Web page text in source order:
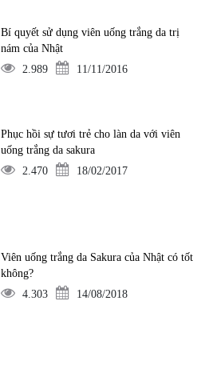
Bí quyết sử dụng viên uống trắng da trị
nám của Nhật
2.989
11/11/2016
Phục hồi sự tươi trẻ cho làn da với viên
uống trắng da sakura
2.470
18/02/2017
Viên uống trắng da Sakura của Nhật có tốt
không?
4.303
14/08/2018